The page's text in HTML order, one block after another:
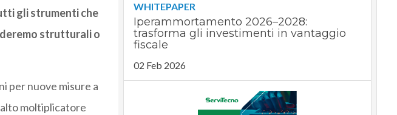
gli strumenti che
strutturali o
per nuove misure a
moltiplicatore
WHITEPAPER
Iperammortamento 2026–2028:
trasforma gli investimenti in vantaggio
fiscale
02 Feb 2026